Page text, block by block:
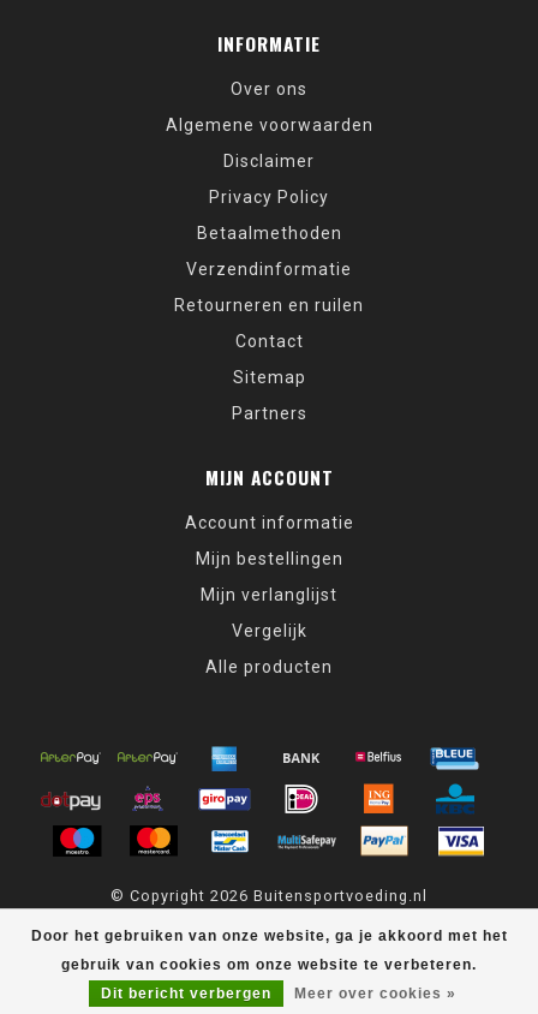
Door het gebruiken van onze website, ga je akkoord met het
gebruik van cookies om onze website te verbeteren.
Dit bericht verbergen
Meer over cookies »
INFORMATIE
Over ons
Algemene voorwaarden
Disclaimer
Privacy Policy
Betaalmethoden
Verzendinformatie
Retourneren en ruilen
Contact
Sitemap
Partners
MIJN ACCOUNT
Account informatie
Mijn bestellingen
Mijn verlanglijst
Vergelijk
Alle producten
© Copyright 2026 Buitensportvoeding.nl
Buitensportvoeding.nl scores a 9,4/10out of439 klantbeoordelingen